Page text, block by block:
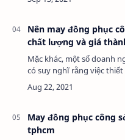
đồng phục uy tín. Có quá
Nên may đồng phục
chất lượng và giá
Mặc khác, một số doanh
có suy nghĩ rằng việc
công ty là tốn kém và thật
thiết? Thậm chí là những
May đồng phục công
tphcm